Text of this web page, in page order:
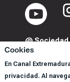
Cookies
En Canal
privacidad. Al
@ Sociedad